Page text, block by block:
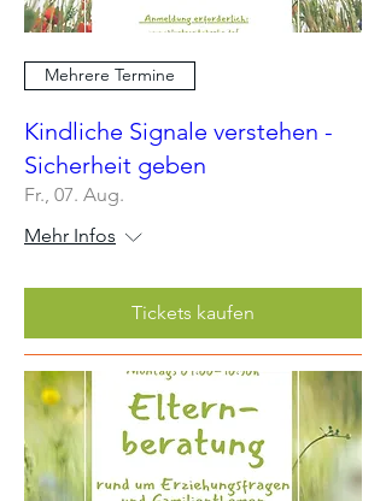
Mehrere Termine
Kindliche Signale verstehen -
Sicherheit geben
Fr., 07. Aug.
Mehr Infos
Tickets kaufen